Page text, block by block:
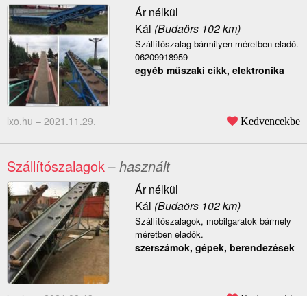
Ár nélkül
Kál (Budaörs 102 km)
Szállítószalag bármilyen méretben eladó.
06209918959
egyéb műszaki cikk, elektronika
lxo.hu – 2021.11.29. Kedvencekbe
Szállítószalagok– használt
Ár nélkül
Kál (Budaörs 102 km)
Szállítószalagok, mobilgaratok bármely
méretben eladók.
szerszámok, gépek, berendezések